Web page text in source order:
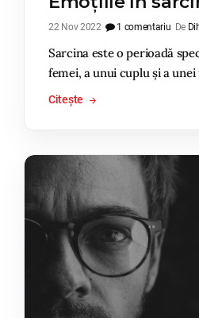
22 Nov 2022 1 comentariu De
Sarcina este o perioadă
femei, a unui cuplu și a
Citește